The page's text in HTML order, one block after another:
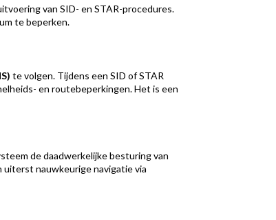
van SID- en STAR-procedures.
te beperken.
te volgen. Tijdens een SID of STAR
en routebeperkingen. Het is een
de daadwerkelijke besturing van
uiterst nauwkeurige navigatie via